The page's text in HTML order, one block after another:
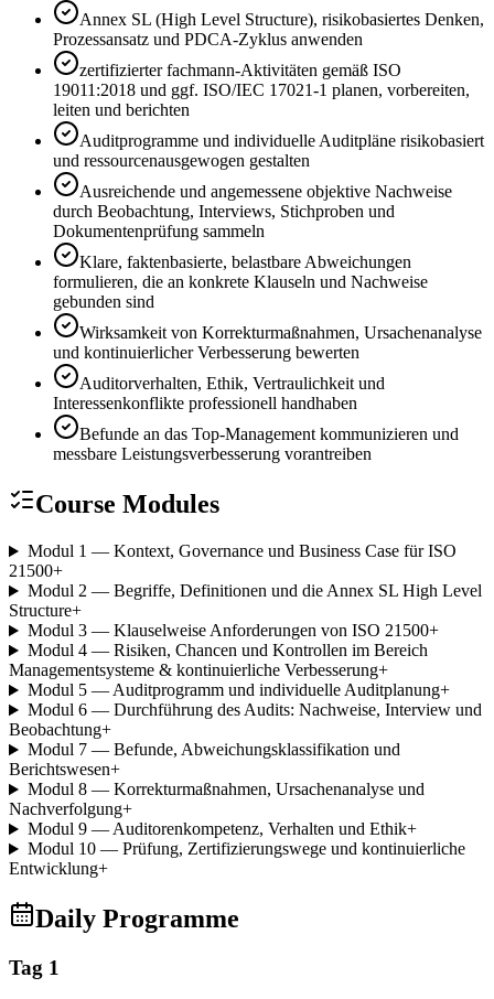
Annex SL (High Level Structure), risikobasiertes Denken,
Prozessansatz und PDCA-Zyklus anwenden
zertifizierter fachmann-Aktivitäten gemäß ISO
19011:2018 und ggf. ISO/IEC 17021-1 planen, vorbereiten,
leiten und berichten
Auditprogramme und individuelle Auditpläne risikobasiert
und ressourcenausgewogen gestalten
Ausreichende und angemessene objektive Nachweise
durch Beobachtung, Interviews, Stichproben und
Dokumentenprüfung sammeln
Klare, faktenbasierte, belastbare Abweichungen
formulieren, die an konkrete Klauseln und Nachweise
gebunden sind
Wirksamkeit von Korrekturmaßnahmen, Ursachenanalyse
und kontinuierlicher Verbesserung bewerten
Auditorverhalten, Ethik, Vertraulichkeit und
Interessenkonflikte professionell handhaben
Befunde an das Top-Management kommunizieren und
messbare Leistungsverbesserung vorantreiben
Course Modules
Modul 1 — Kontext, Governance und Business Case für ISO
21500+
Modul 2 — Begriffe, Definitionen und die Annex SL High Level
Structure+
Modul 3 — Klauselweise Anforderungen von ISO 21500+
Modul 4 — Risiken, Chancen und Kontrollen im Bereich
Managementsysteme & kontinuierliche Verbesserung+
Modul 5 — Auditprogramm und individuelle Auditplanung+
Modul 6 — Durchführung des Audits: Nachweise, Interview und
Beobachtung+
Modul 7 — Befunde, Abweichungsklassifikation und
Berichtswesen+
Modul 8 — Korrekturmaßnahmen, Ursachenanalyse und
Nachverfolgung+
Modul 9 — Auditorenkompetenz, Verhalten und Ethik+
Modul 10 — Prüfung, Zertifizierungswege und kontinuierliche
Entwicklung+
Daily Programme
Tag 1